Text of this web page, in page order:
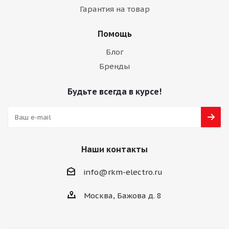
Гарантия на товар
Помощь
Блог
Бренды
Будьте всегда в курсе!
Наши контакты
info@rkm-electro.ru
Москва, Бажова д. 8